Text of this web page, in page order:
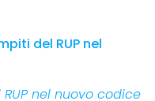
del RUP nel
nel nuovo codice